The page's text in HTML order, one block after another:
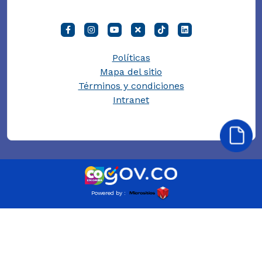
Políticas
Mapa del sitio
Términos y condiciones
Intranet
Powered by :